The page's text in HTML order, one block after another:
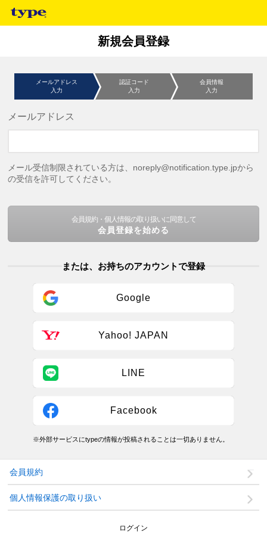
新規会員登録
メールアドレス
入力
認証コード
入力
会員情報
入力
メールアドレス
メール受信制限されている方は、noreply@notification.type.jpから
の受信を許可してください。
会員規約・個人情報の取り扱いに同意して
会員登録を始める
または、お持ちのアカウントで登録
Google
Yahoo! JAPAN
LINE
Facebook
※外部サービスにtypeの情報が投稿されることは一切ありません。
会員規約
個人情報保護の取り扱い
ログイン